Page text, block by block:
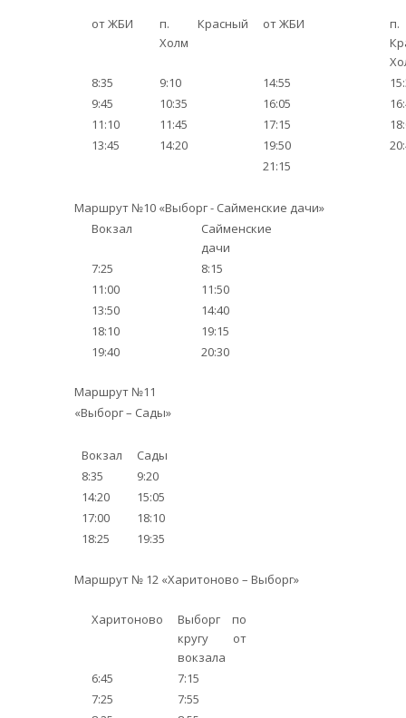
от ЖБИ
п. Красный
Холм
от ЖБИ
п.
8:35
9:10 14:55
9:45
10:35 16:05
11:10
11:45 17:15
13:45
14:20 19:50
21:15
Маршрут №10 «Выборг - Сайменские дачи»
Вокзал
Сайменские
дачи
7:25
8:15
11:00
11:50
13:50
14:40
18:10
19:15
19:40
20:30
Маршрут №11
«Выборг – Сады»
Вокзал
Сады
8:35
9:20
14:20
15:05
17:00
18:10
18:25
19:35
Маршрут № 12 «Харитоново – Выборг»
Харитоново
Выборг по
кругу от
вокзала
6:45
7:15
7:25
7:55